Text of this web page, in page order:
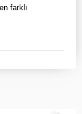
farklı